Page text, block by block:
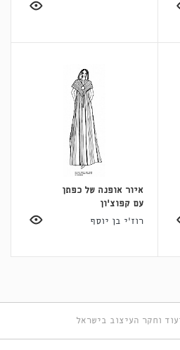
איור אופנה של כפתן
עם קפוצ'ון
רוז'י בן יוסף
וחקר העיצוב בישראל